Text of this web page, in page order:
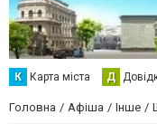
К Карта міста Д
Головна Афіша Інше